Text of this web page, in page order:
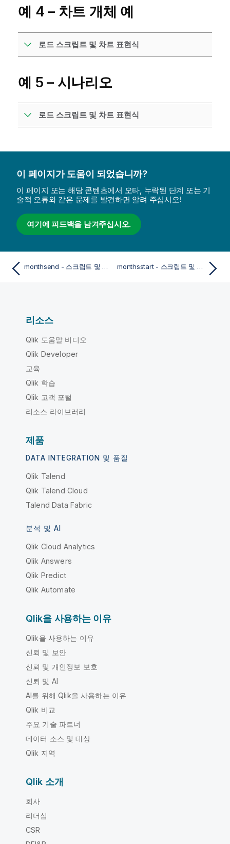
예 4 – 차트 개체 예
로드 스크립트 및 차트 표현식
예 5 – 시나리오
로드 스크립트 및 차트 표현식
이 페이지가 도움이 되었습니까?
이 페이지 또는 해당 콘텐츠에서 오타, 누락된 단계 또는 기
술적 오류와 같은 문제를 발견하면 알려 주십시오!
여기에 피드백을 남겨주십시오.
monthsend - 스크립트 및 차트 함수 monthsstart - 스크립트 및 차트 함수
리소스
Qlik 도움말 비디오
Qlik Developer
교육
Qlik 학습
Qlik 고객 포털
리소스 라이브러리
제품
DATA INTEGRATION 및 품질
Qlik Talend
Qlik Talend Cloud
Talend Data Fabric
분석 및 AI
Qlik Cloud Analytics
Qlik Answers
Qlik Predict
Qlik Automate
Qlik을 사용하는 이유
Qlik을 사용하는 이유
신뢰 및 보안
신뢰 및 개인정보 보호
신뢰 및 AI
AI를 위해 Qlik을 사용하는 이유
Qlik 비교
주요 기술 파트너
데이터 소스 및 대상
Qlik 지역
Qlik 소개
회사
리더십
CSR